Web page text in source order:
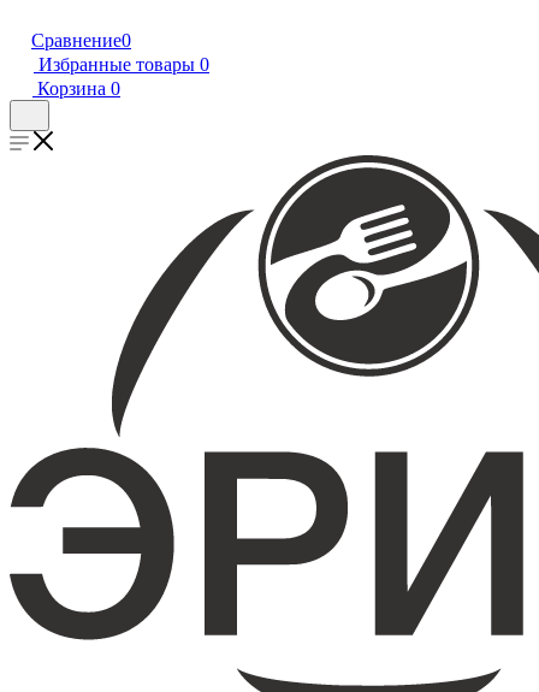
Сравнение0
Избранные товары 0
Корзина 0